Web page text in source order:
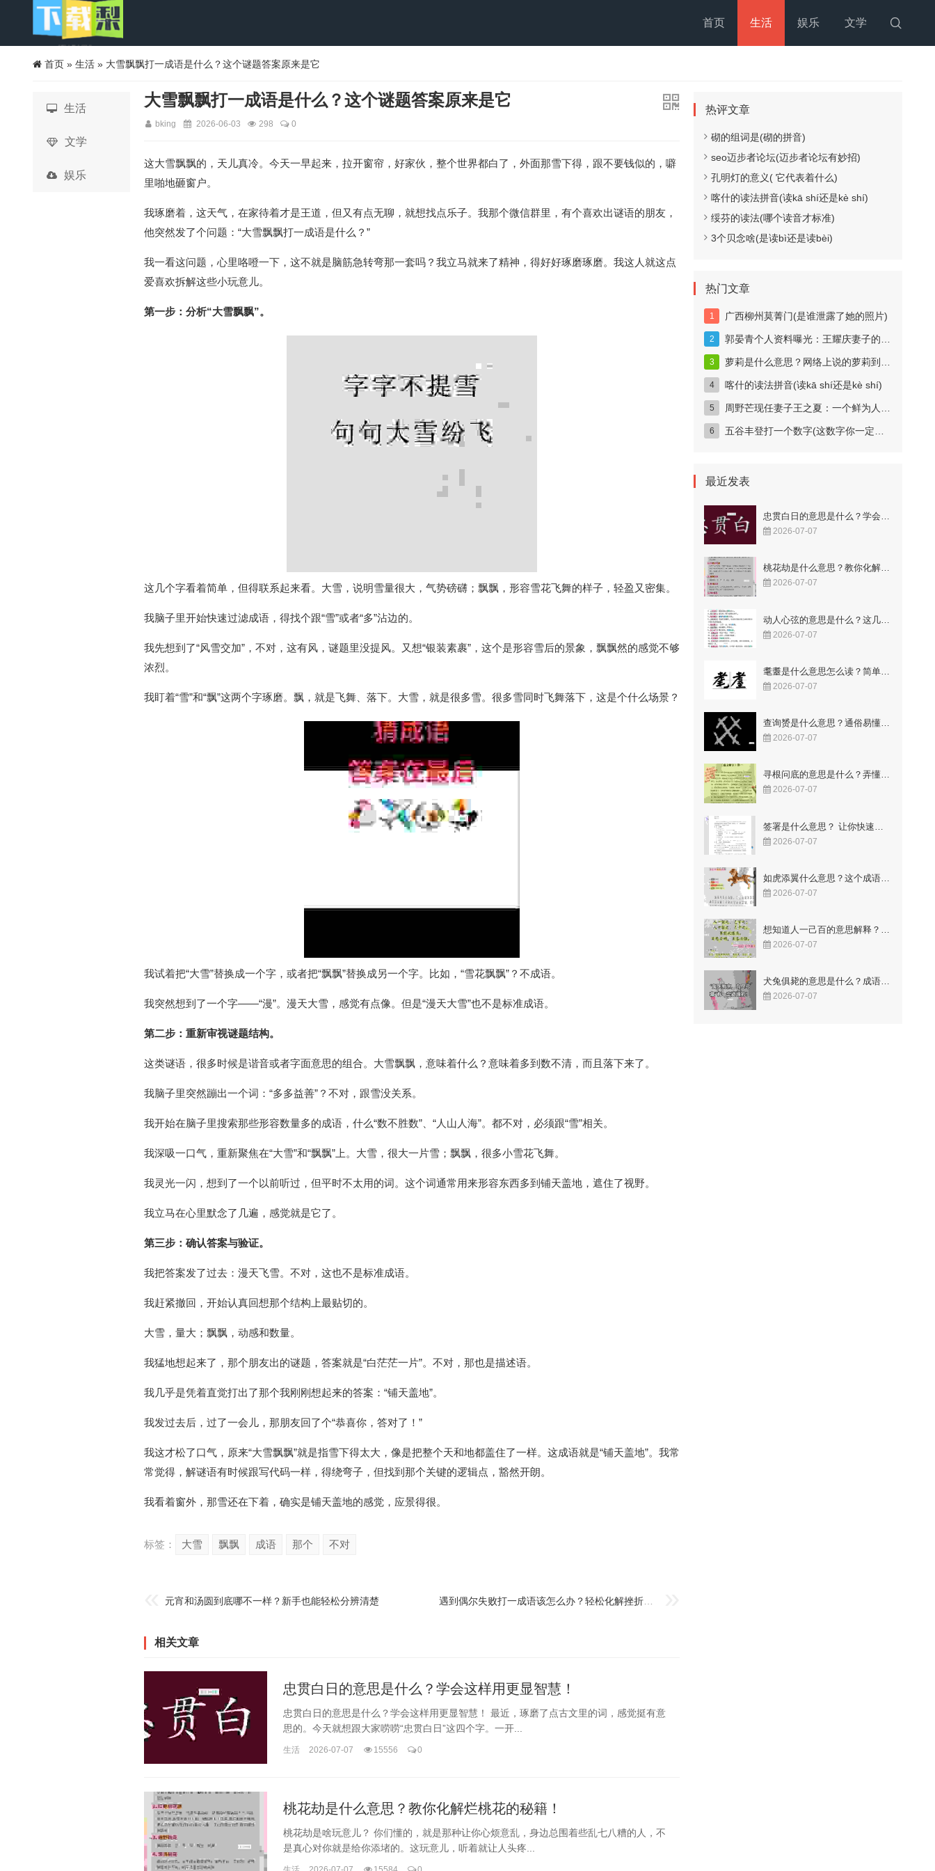

首页 生活 娱乐 文学
首页 » 生活 » 大雪飘飘打一成语是什么？这个谜题答案原来是它
生活
文学
娱乐
大雪飘飘打一成语是什么？这个谜题答案原来是它
bking 2026-06-03 298 0
这大雪飘飘的，天儿真冷。今天一早起来，拉开窗帘，好家伙，整个世界都白了，外面那雪下得，跟不要钱似的，噼
里啪地砸窗户。
我琢磨着，这天气，在家待着才是王道，但又有点无聊，就想找点乐子。我那个微信群里，有个喜欢出谜语的朋友，
他突然发了个问题：“大雪飘飘打一成语是什么？”
我一看这问题，心里咯噔一下，这不就是脑筋急转弯那一套吗？我立马就来了精神，得好好琢磨琢磨。我这人就这点
爱喜欢拆解这些小玩意儿。
第一步：分析“大雪飘飘”。
这几个字看着简单，但得联系起来看。大雪，说明雪量很大，气势磅礴；飘飘，形容雪花飞舞的样子，轻盈又密集。
我脑子里开始快速过滤成语，得找个跟“雪”或者“多”沾边的。
我先想到了“风雪交加”，不对，这有风，谜题里没提风。又想“银装素裹”，这个是形容雪后的景象，飘飘然的感觉不够
浓烈。
我盯着“雪”和“飘”这两个字琢磨。飘，就是飞舞、落下。大雪，就是很多雪。很多雪同时飞舞落下，这是个什么场景？
我试着把“大雪”替换成一个字，或者把“飘飘”替换成另一个字。比如，“雪花飘飘”？不成语。
我突然想到了一个字——“漫”。漫天大雪，感觉有点像。但是“漫天大雪”也不是标准成语。
第二步：重新审视谜题结构。
这类谜语，很多时候是谐音或者字面意思的组合。大雪飘飘，意味着什么？意味着多到数不清，而且落下来了。
我脑子里突然蹦出一个词：“多多益善”？不对，跟雪没关系。
我开始在脑子里搜索那些形容数量多的成语，什么“数不胜数”、“人山人海”。都不对，必须跟“雪”相关。
我深吸一口气，重新聚焦在“大雪”和“飘飘”上。大雪，很大一片雪；飘飘，很多小雪花飞舞。
我灵光一闪，想到了一个以前听过，但平时不太用的词。这个词通常用来形容东西多到铺天盖地，遮住了视野。
我立马在心里默念了几遍，感觉就是它了。
第三步：确认答案与验证。
我把答案发了过去：漫天飞雪。不对，这也不是标准成语。
我赶紧撤回，开始认真回想那个结构上最贴切的。
大雪，量大；飘飘，动感和数量。
我猛地想起来了，那个朋友出的谜题，答案就是“白茫茫一片”。不对，那也是描述语。
我几乎是凭着直觉打出了那个我刚刚想起来的答案：“铺天盖地”。
我发过去后，过了一会儿，那朋友回了个“恭喜你，答对了！”
我这才松了口气，原来“大雪飘飘”就是指雪下得太大，像是把整个天和地都盖住了一样。这成语就是“铺天盖地”。我常
常觉得，解谜语有时候跟写代码一样，得绕弯子，但找到那个关键的逻辑点，豁然开朗。
我看着窗外，那雪还在下着，确实是铺天盖地的感觉，应景得很。
标签： 大雪 飘飘 成语 那个 不对
元宵和汤圆到底哪不一样？新手也能轻松分辨清楚 遇到偶尔失败打一成语该怎么办？轻松化解挫折的方法
相关文章
忠贯白日的意思是什么？学会这样用更显智慧！
忠贯白日的意思是什么？学会这样用更显智慧！ 最近，琢磨了点古文里的词，感觉挺有意
思的。今天就想跟大家唠唠“忠贯白日”这四个字。一开...
生活 2026-07-07 15556 0
桃花劫是什么意思？教你化解烂桃花的秘籍！
桃花劫是啥玩意儿？ 你们懂的，就是那种让你心烦意乱，身边总围着些乱七八糟的人，不
是真心对你就是给你添堵的。这玩意儿，听着就让人头疼...
热评文章
砌的组词是(砌的拼音)
seo迈步者论坛(迈步者论坛有妙招)
孔明灯的意义( 它代表着什么)
喀什的读法拼音(读kā shí还是kè shí)
绥芬的读法(哪个读音才标准)
3个贝念啥(是读bì还是读bèi)
热门文章
广西柳州莫菁门(是谁泄露了她的照片)
郭晏青个人资料曝光：王耀庆妻子的科技女神身份揭秘
萝莉是什么意思？网络上说的萝莉到底指什么？
喀什的读法拼音(读kā shí还是kè shí)
周野芒现任妻子王之夏：一个鲜为人知的妻子
五谷丰登打一个数字(这数字你一定猜得到)
最近发表
忠贯白日的意思是什么？学会这样用更显智慧！
2026-07-07
桃花劫是什么意思？教你化解烂桃花的秘籍！
2026-07-07
2026-07-07
2026-07-07
查询赟是什么意思？通俗易懂的解释来了
2026-07-07
寻根问底的意思是什么？弄懂这两个字让你豁然开朗！
2026-07-07
2026-07-07
2026-07-07
想知道人一己百的意思解释？这几点让你一看就懂！
2026-07-07
犬兔俱毙的意思是什么？成语故事告诉你答案！
2026-07-07